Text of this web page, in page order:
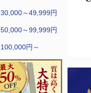
30,000～49,999円
50,000～99,999円
100,000円～